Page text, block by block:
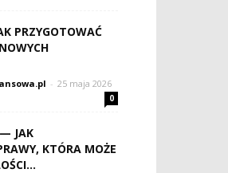
PRZYGOTOWAĆ
- 25 maja 2026
0
— JAK
KTÓRA MOŻE